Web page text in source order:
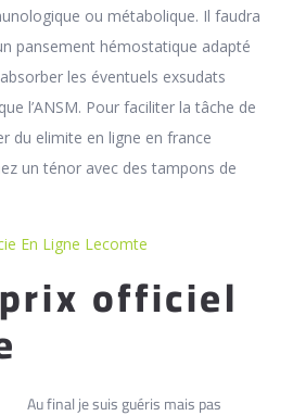
ou métabolique. Il faudra
pansement hémostatique adapté
les éventuels exsudats
l’ANSM. Pour faciliter la tâche de
du elimite en ligne en france
un ténor avec des tampons de
En Ligne Lecomte
officiel
Au final je suis guéris mais pas